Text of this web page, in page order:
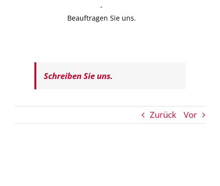
-
Beauftragen Sie uns.
Schreiben Sie uns.
Zurück Vor